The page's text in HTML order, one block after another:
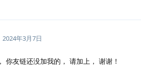
2024年3月7日
你友链还没加我的， 请加上， 谢谢！